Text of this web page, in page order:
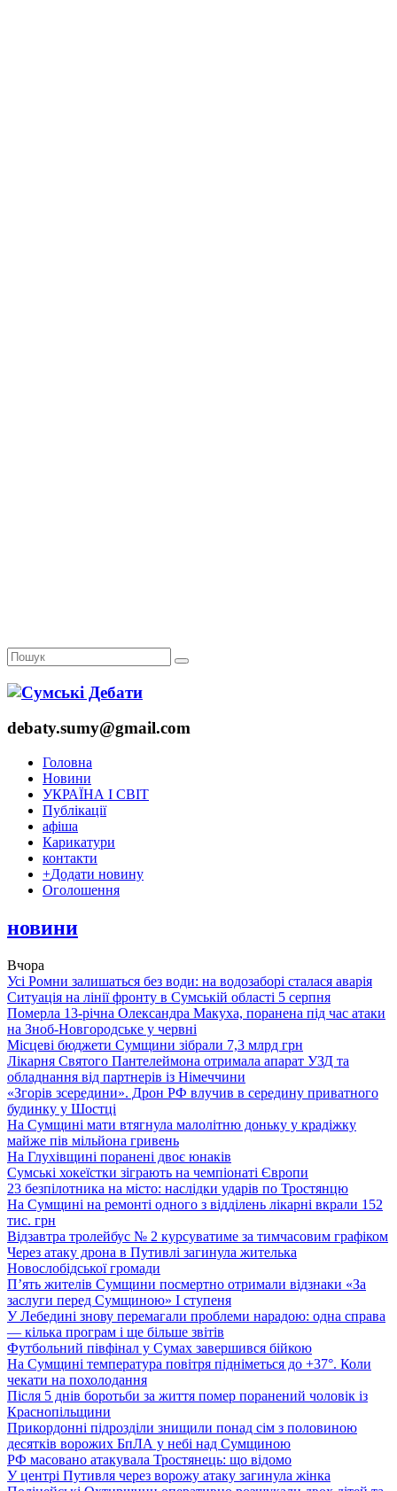
debaty.sumy@gmail.com
Головна
Новини
УКРАЇНА І СВІТ
Публікації
афіша
Карикатури
контакти
+Додати новину
Оголошення
новини
Вчора
Усі Ромни залишаться без води: на водозаборі сталася аварія
Ситуація на лінії фронту в Сумській області 5 серпня
Померла 13-річна Олександра Макуха, поранена під час атаки
на Зноб-Новгородське у червні
Місцеві бюджети Сумщини зібрали 7,3 млрд грн
Лікарня Святого Пантелеймона отримала апарат УЗД та
обладнання від партнерів із Німеччини
«Згорів зсередини». Дрон РФ влучив в середину приватного
будинку у Шостці
На Сумщині мати втягнула малолітню доньку у крадіжку
майже пів мільйона гривень
На Глухівщині поранені двоє юнаків
Сумські хокеїстки зіграють на чемпіонаті Європи
23 безпілотника на місто: наслідки ударів по Тростянцю
На Сумщині на ремонті одного з відділень лікарні вкрали 152
тис. грн
Відзавтра тролейбус № 2 курсуватиме за тимчасовим графіком
Через атаку дрона в Путивлі загинула жителька
Новослобідської громади
П’ять жителів Сумщини посмертно отримали відзнаки «За
заслуги перед Сумщиною» І ступеня
У Лебедині знову перемагали проблеми нарадою: одна справа
— кілька програм і ще більше звітів
Футбольний півфінал у Сумах завершився бійкою
На Сумщині температура повітря підніметься до +37°. Коли
чекати на похолодання
Після 5 днів боротьби за життя помер поранений чоловік із
Краснопільщини
Прикордонні підрозділи знищили понад сім з половиною
десятків ворожих БпЛА у небі над Сумщиною
РФ масовано атакувала Тростянець: що відомо
У центрі Путивля через ворожу атаку загинула жінка